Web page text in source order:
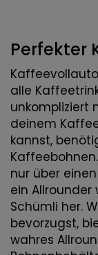
Perfekter
alle
unkompliziert
deinem
kannst,
nur über
ein Allrounder
Schümli her.
bevorzugst,
wahres